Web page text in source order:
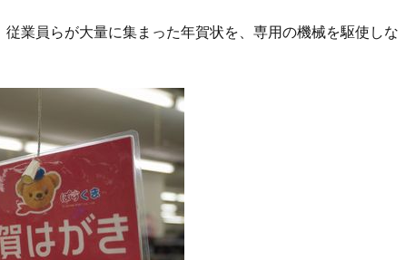
業員らが大量に集まった年賀状を、専用の機械を駆使しな